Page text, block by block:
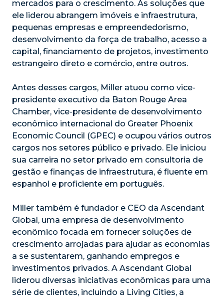
mercados para o crescimento. As soluções que
ele liderou abrangem imóveis e infraestrutura,
pequenas empresas e empreendedorismo,
desenvolvimento da força de trabalho, acesso a
capital, financiamento de projetos, investimento
estrangeiro direto e comércio, entre outros.
Antes desses cargos, Miller atuou como vice-
presidente executivo da Baton Rouge Area
Chamber, vice-presidente de desenvolvimento
econômico internacional do Greater Phoenix
Economic Council (GPEC) e ocupou vários outros
cargos nos setores público e privado. Ele iniciou
sua carreira no setor privado em consultoria de
gestão e finanças de infraestrutura, é fluente em
espanhol e proficiente em português.
Miller também é fundador e CEO da Ascendant
Global, uma empresa de desenvolvimento
econômico focada em fornecer soluções de
crescimento arrojadas para ajudar as economias
a se sustentarem, ganhando empregos e
investimentos privados. A Ascendant Global
liderou diversas iniciativas econômicas para uma
série de clientes, incluindo a Living Cities, a